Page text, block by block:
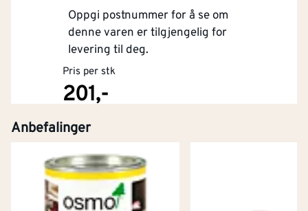
Oppgi postnummer for å se om
denne varen er tilgjengelig for
levering til deg.
Pris per stk
201,-
Anbefalinger